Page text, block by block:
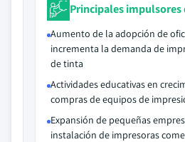
Principales impulsores
Aumento de la adopción de
incrementa la demanda de
de tinta
Actividades educativas en
compras de equipos de
Expansión de pequeñas
instalación de impresoras